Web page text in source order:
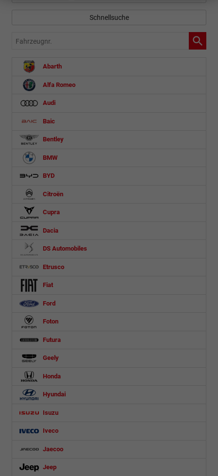
Schnellsuche
Fahrzeugnr.
Abarth
Alfa Romeo
Audi
Baic
Bentley
BMW
BYD
Citroën
Cupra
Dacia
DS Automobiles
Etrusco
Fiat
Ford
Foton
Futura
Geely
Honda
Hyundai
Isuzu
Iveco
Jaecoo
Jeep